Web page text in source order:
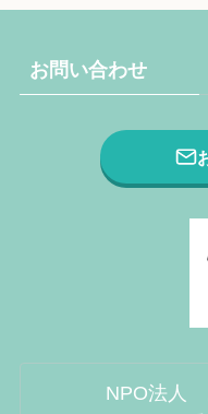
お問い合わせ
NPO法人